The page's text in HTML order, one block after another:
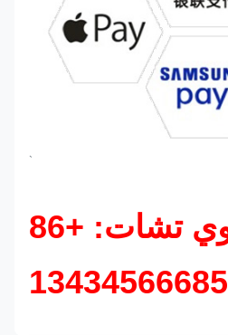
`
واتساب/وي تشات: +86
13434566685